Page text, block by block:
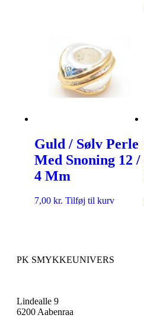
Guld / Sølv Perle
Med Snoning 12 /
4 Mm
7,00 kr. Tilføj til kurv
PK SMYKKEUNIVERS
Lindealle 9
6200 Aabenraa